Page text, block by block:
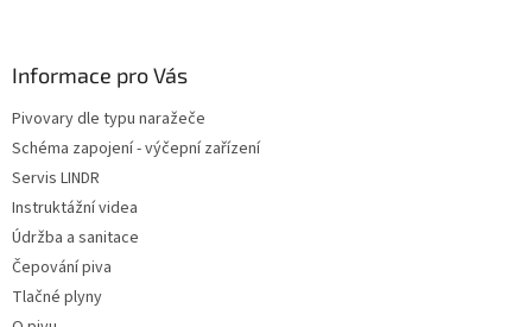
Informace pro Vás
Pivovary dle typu naražeče
Schéma zapojení - výčepní zařízení
Servis LINDR
Instruktážní videa
Údržba a sanitace
Čepování piva
Tlačné plyny